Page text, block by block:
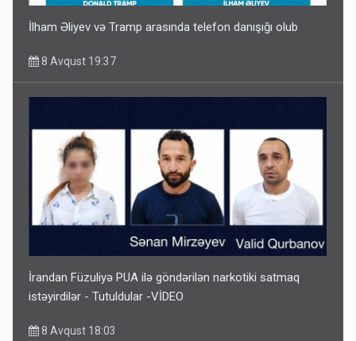
İlham Əliyev və Tramp arasında telefon danışığı olub
8 Avqust 19:37
İrandan Füzuliyə PUA ilə göndərilən narkotiki satmaq
istəyirdilər - Tutuldular -VİDEO
8 Avqust 18:03